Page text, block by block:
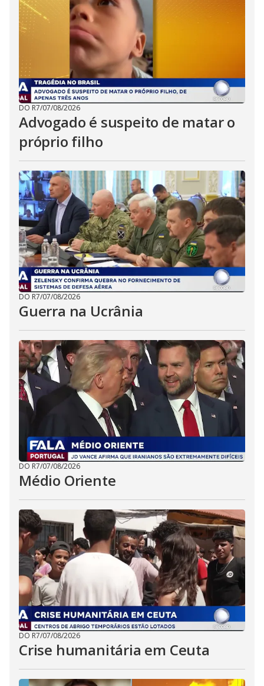
DO R7/07/08/2026
Advogado é suspeito de matar o
próprio filho
DO R7/07/08/2026
Guerra na Ucrânia
DO R7/07/08/2026
Médio Oriente
DO R7/07/08/2026
Crise humanitária em Ceuta